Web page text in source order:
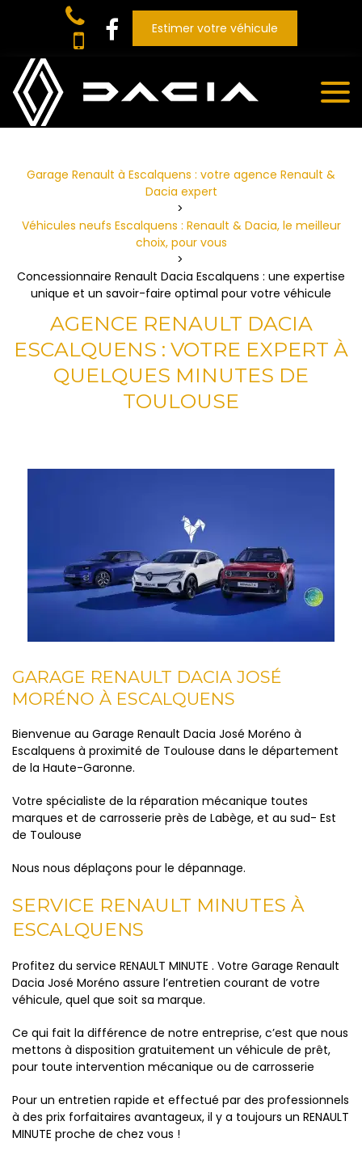
Estimer votre véhicule
Garage Renault à Escalquens : votre agence Renault &
Dacia expert
Véhicules neufs Escalquens : Renault & Dacia, le meilleur
choix, pour vous
Concessionnaire Renault Dacia Escalquens : une expertise
unique et un savoir-faire optimal pour votre véhicule
AGENCE RENAULT DACIA
ESCALQUENS : VOTRE EXPERT À
QUELQUES MINUTES DE
TOULOUSE
GARAGE RENAULT DACIA JOSÉ
MORÉNO À ESCALQUENS
Bienvenue au Garage Renault Dacia José Moréno à
Escalquens à proximité de Toulouse dans le département
de la Haute-Garonne.
Votre spécialiste de la réparation mécanique toutes
marques et de carrosserie près de Labège, et au sud- Est
de Toulouse
Nous nous déplaçons pour le dépannage.
SERVICE RENAULT MINUTES À
ESCALQUENS
Profitez du service RENAULT MINUTE . Votre Garage Renault
Dacia José Moréno assure l’entretien courant de votre
véhicule, quel que soit sa marque.
Ce qui fait la différence de notre entreprise, c’est que nous
mettons à disposition gratuitement un véhicule de prêt,
pour toute intervention mécanique ou de carrosserie
Pour un entretien rapide et effectué par des professionnels
à des prix forfaitaires avantageux, il y a toujours un RENAULT
MINUTE proche de chez vous !
Panneau de gestion des cookies